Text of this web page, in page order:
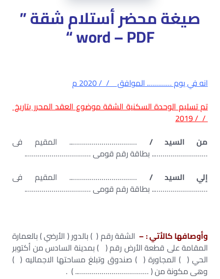
صيغة محضر أستلام شقة ”
word – PDF “
انه في يوم …………. الموافق / / 2020 م
تم تسليم الوحدة السكنية الشقة موضوع العقد المحرر بتاريخ
/ / 2019
من السيد / …………………………….. المقيم فى
……………………….. بطاقة رقم قومى …………………………….
إلي السيد / …………………………….. المقيم فى
……………………….. بطاقة رقم قومى …………………………….
وأوصافها كالأتي : – الشقة رقم ( ) بالدور ( الأرضي ) بالعمارة
المقامة على قطعة الأرض رقم ( ) بمدينة السادس من أكتوبر
الحي ( ) المجاورة ( ) صندوق وتبلغ مساحتها الاجماليه ( )
وهى مكونة من ( ……………………………….. ) .